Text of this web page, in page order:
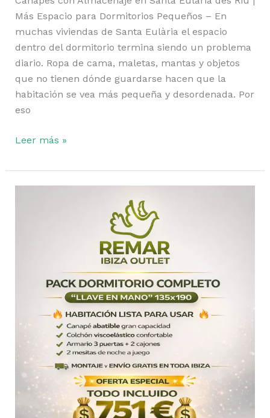
Más Espacio para Dormitorios Pequeños – En
muchas viviendas de Santa Eulària el espacio
dentro del dormitorio termina siendo un problema
diario. Ropa de cama, maletas, mantas y objetos
que no tienen dónde guardarse hacen que la
habitación se vea más pequeña y desordenada. Por
eso
Leer más »
rápida
económica
de
amueblar
habitación